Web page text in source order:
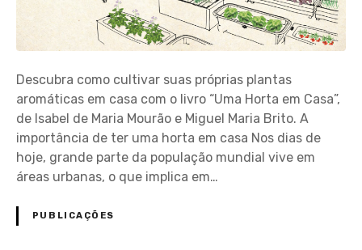
e
a
r
m
á
t
i
c
a
e
Descubra como cultivar suas próprias plantas
aromáticas em casa com o livro “Uma Horta em Casa”,
de Isabel de Maria Mourão e Miguel Maria Brito. A
importância de ter uma horta em casa Nos dias de
hoje, grande parte da população mundial vive em
áreas urbanas, o que implica em…
PUBLICAÇÕES